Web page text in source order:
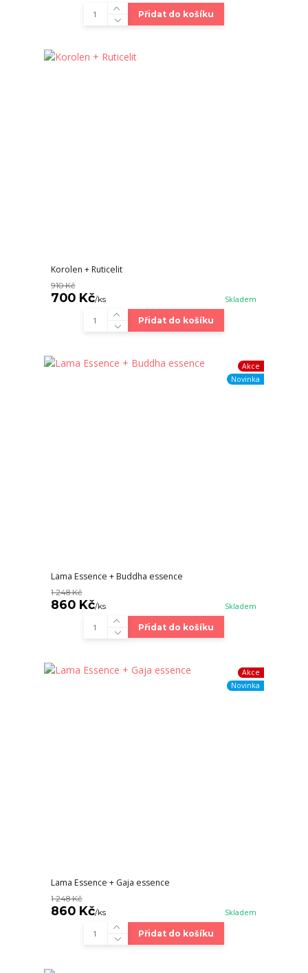
Přidat do košíku
Korolen + Ruticelit
910 Kč
700 Kč/ks Skladem
Přidat do košíku
Akce
Novinka
Lama Essence + Buddha essence
1 248 Kč
860 Kč/ks Skladem
Přidat do košíku
Akce
Novinka
Lama Essence + Gaja essence
1 248 Kč
860 Kč/ks Skladem
Přidat do košíku